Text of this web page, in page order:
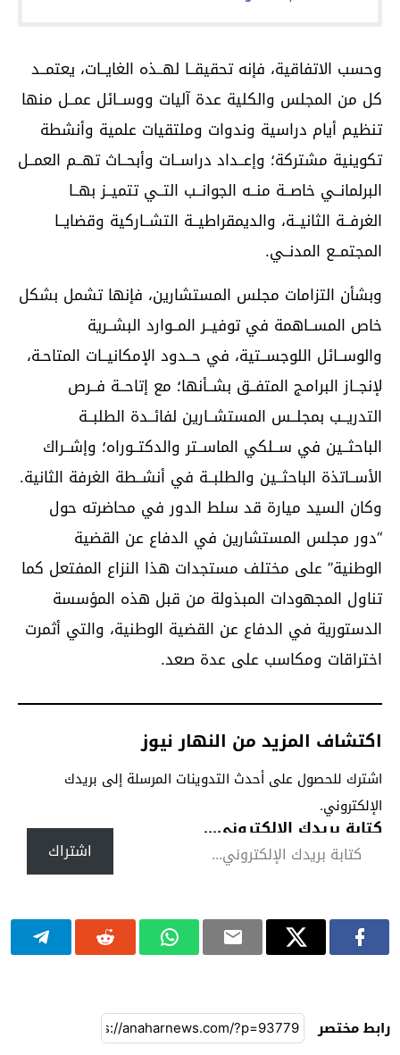
وحسب الاتفاقية، فإنه تحقيقــا لهــذه الغايــات، يعتمــد
كل من المجلس والكلية عدة آليات ووســائل عمــل منها
تنظيم أيام دراسية وندوات وملتقيات علمية وأنشطة
تكوينية مشتركة؛ وإعــداد دراســات وأبحــاث تهــم العمــل
البرلمانــي خاصــة منــه الجوانــب التــي تتميــز بهــا
الغرفــة الثانيــة، والديمقراطيــة التشــاركية وقضايــا
المجتمــع المدنــي.
وبشأن التزامات مجلس المستشارين، فإنها تشمل بشكل
خاص المســاهمة في توفيــر المــوارد البشــرية
والوســائل اللوجســتية، في حــدود الإمكانيــات المتاحـة،
لإنجــاز البرامـج المتفــق بشــأنها؛ مع إتاحــة فــرص
التدريــب بمجلــس المستشــارين لفائــدة الطلبــة
الباحثــين في ســلكي الماســتر والدكتــوراه؛ وإشــراك
الأســاتذة الباحثــين والطلبــة في أنشــطة الغرفة الثانية.
وكان السيد ميارة قد سلط الدور في محاضرته حول
“دور مجلس المستشارين في الدفاع عن القضية
الوطنية” على مختلف مستجدات هذا النزاع المفتعل كما
تناول المجهودات المبذولة من قبل هذه المؤسسة
الدستورية في الدفاع عن القضية الوطنية، والتي أثمرت
اختراقات ومكاسب على عدة صعد.
اكتشاف المزيد من النهار نيوز
اشترك للحصول على أحدث التدوينات المرسلة إلى بريدك
الإلكتروني.
كتابة بريدك الإلكتروني...
اشتراك
رابط مختصر